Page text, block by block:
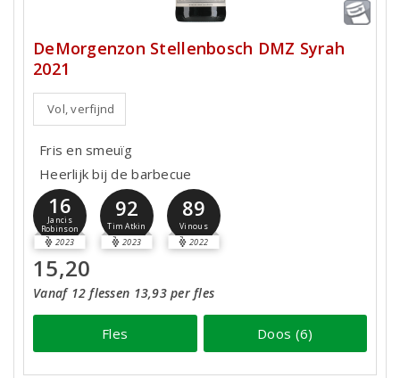
DeMorgenzon Stellenbosch DMZ Syrah
2021
Vol, verfijnd
Fris en smeuïg
Heerlijk bij de barbecue
16
Jancis
Robinson
2023
92
Tim Atkin
2023
89
Vinous
2022
15,20
Vanaf 12 flessen 13,93 per fles
Fles Doos (6)